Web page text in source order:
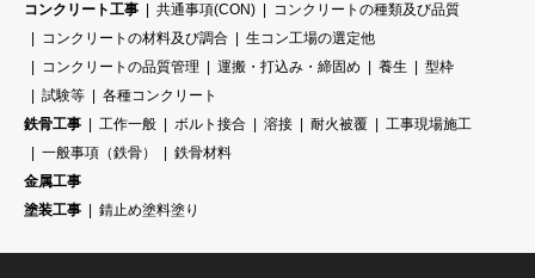
コンクリート工事
共通事項(CON)
コンクリートの種類及び品質
コンクリートの材料及び調合
生コン工場の選定他
コンクリートの品質管理
運搬・打込み・締固め 養生
型枠
試験等
各種コンクリート
鉄骨工事
工作一般 ボルト接合 溶接 耐火被覆
工事現場施工
一般事項（鉄骨）
鉄骨材料
金属工事
塗装工事
錆止め塗料塗り